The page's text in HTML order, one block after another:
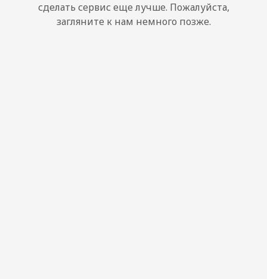
сделать сервис еще лучше. Пожалуйста,
загляните к нам немного позже.